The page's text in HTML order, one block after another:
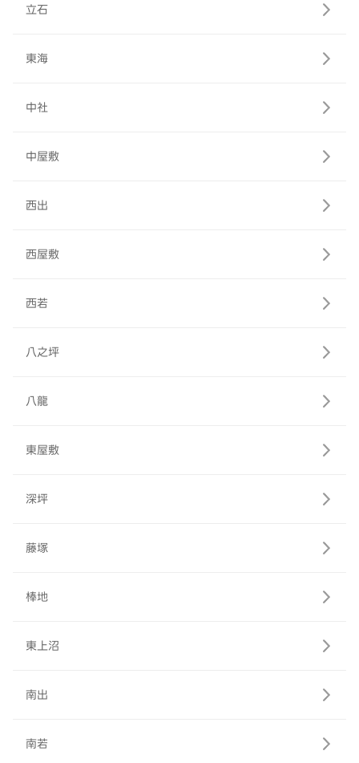
立石
東海
中社
中屋敷
西出
西屋敷
西若
八之坪
八龍
東屋敷
深坪
藤塚
棒地
東上沼
南出
南若